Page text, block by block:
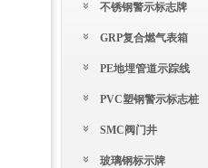
不锈钢警示标志牌
GRP复合燃气表箱
PE地埋管道示踪线
PVC塑钢警示标志桩
SMC阀门井
玻璃钢标示牌